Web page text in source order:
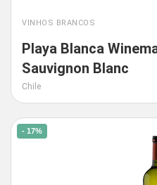
VINHOS BRANCOS
Playa Blanca
Sauvignon Blanc
Chile
- 17%